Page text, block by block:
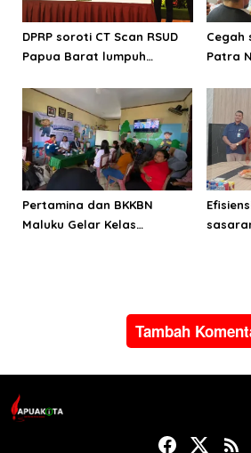
DPRP soroti CT Scan RSUD
Papua Barat lumpuh
Cegah
Patra
Pertamina dan BKKBN
Maluku Gelar Kelas
Tambah